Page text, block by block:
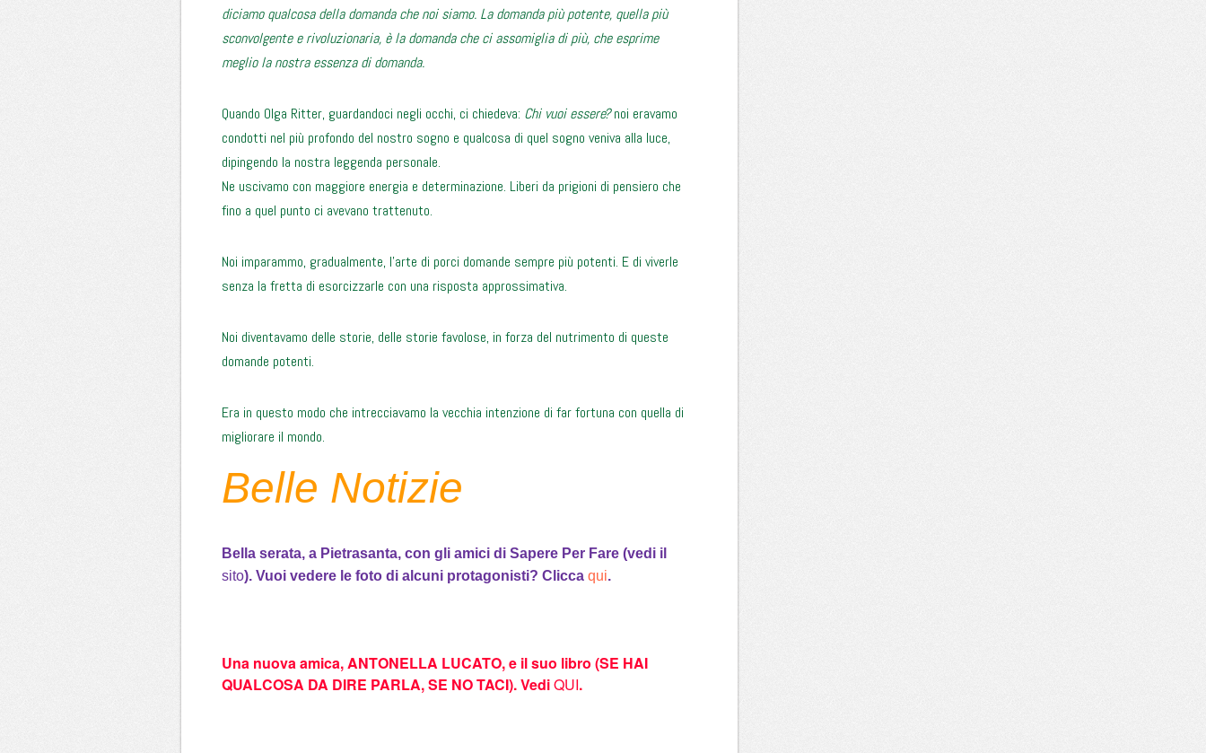
diciamo qualcosa della domanda che noi siamo. La domanda più potente, quella più
sconvolgente e rivoluzionaria, è la domanda che ci assomiglia di più, che esprime
meglio la nostra essenza di domanda.
Quando Olga Ritter, guardandoci negli occhi, ci chiedeva: Chi vuoi essere?noi eravamo
condotti nel più profondo del nostro sogno e qualcosa di quel sogno veniva alla luce,
dipingendo la nostra leggenda personale.
Ne uscivamo con maggiore energia e determinazione. Liberi da prigioni di pensiero che
fino a quel punto ci avevano trattenuto.
Noi imparammo, gradualmente, l’arte di porci domande sempre più potenti. E di viverle
senza la fretta di esorcizzarle con una risposta approssimativa.
Noi diventavamo delle storie, delle storie favolose, in forza del nutrimento di queste
domande potenti.
Era in questo modo che intrecciavamo la vecchia intenzione di far fortuna con quella di
migliorare il mondo.
Belle Notizie
Bella serata, a Pietrasanta, con gli amici di Sapere Per Fare (vedi il
sito). Vuoi vedere le foto di alcuni protagonisti? Clicca qui.
Una nuova amica, ANTONELLA LUCATO, e il suo libro (SE HAI
QUALCOSA DA DIRE PARLA, SE NO TACI). VediQUI.